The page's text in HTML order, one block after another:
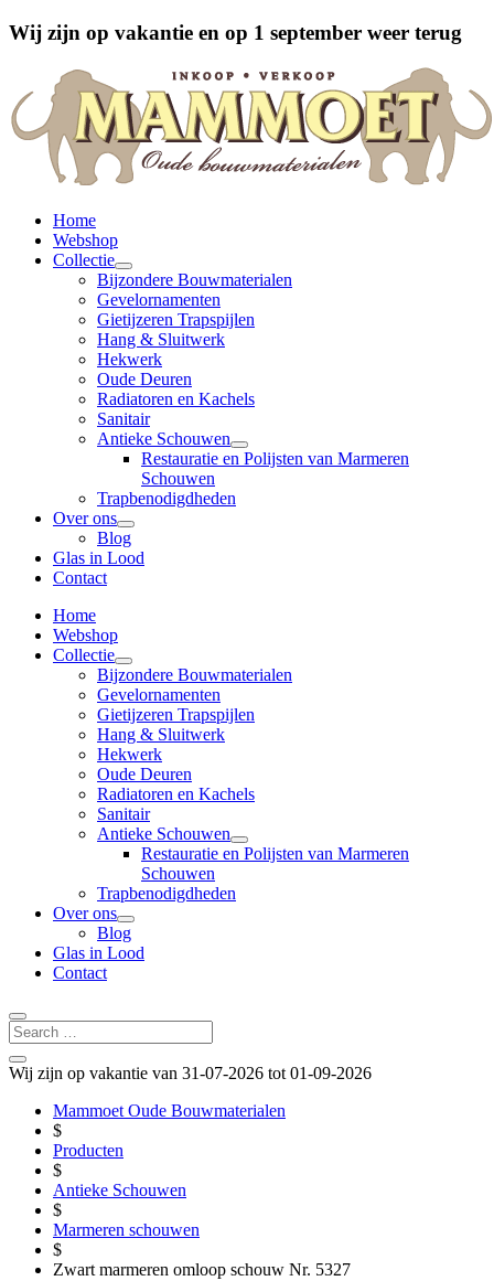
Wij zijn op vakantie en op 1 september weer terug
Home
Webshop
Collectie
Bijzondere Bouwmaterialen
Gevelornamenten
Gietijzeren Trapspijlen
Hang & Sluitwerk
Hekwerk
Oude Deuren
Radiatoren en Kachels
Sanitair
Antieke Schouwen
Restauratie en Polijsten van Marmeren
Schouwen
Trapbenodigdheden
Over ons
Blog
Glas in Lood
Contact
Home
Webshop
Collectie
Bijzondere Bouwmaterialen
Gevelornamenten
Gietijzeren Trapspijlen
Hang & Sluitwerk
Hekwerk
Oude Deuren
Radiatoren en Kachels
Sanitair
Antieke Schouwen
Restauratie en Polijsten van Marmeren
Schouwen
Trapbenodigdheden
Over ons
Blog
Glas in Lood
Contact
Wij zijn op vakantie van 31-07-2026 tot 01-09-2026
Mammoet Oude Bouwmaterialen
$
Producten
$
Antieke Schouwen
$
Marmeren schouwen
$
Zwart marmeren omloop schouw Nr. 5327